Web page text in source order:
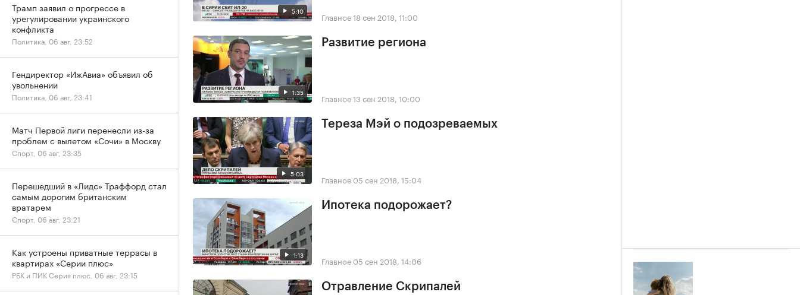
5:10 Главное18 сен 2018, 11:00
1:35
Развитие региона
Главное13 сен 2018, 10:00
5:03
Тереза Мэй о подозреваемых
Главное 05 сен 2018, 15:04
1:13
Ипотека подорожает?
Главное 05 сен 2018, 14:06
Отравление Скрипалей
Трамп заявил о прогрессе в
урегулировании украинского
конфликта
Политика, 06 авг, 23:52
Гендиректор «ИжАвиа» объявил об
увольнении
Политика, 06 авг, 23:41
Матч Первой лиги перенесли из-за
проблем с вылетом «Сочи» в Москву
Спорт, 06 авг, 23:35
Перешедший в «Лидс» Траффорд стал
самым дорогим британским
вратарем
Спорт, 06 авг, 23:21
Как устроены приватные террасы в
квартирах «Серии плюс»
РБК и ПИК Серия плюс, 06 авг, 23:15